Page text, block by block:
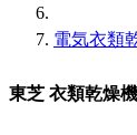
電気衣類
東芝 衣類乾燥